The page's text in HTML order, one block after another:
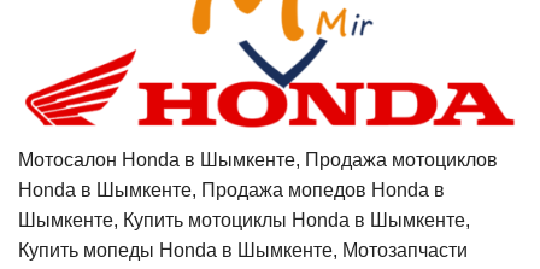
Мотосалон Honda в Шымкенте, Продажа мотоциклов
Honda в Шымкенте, Продажа мопедов Honda в
Шымкенте, Купить мотоциклы Honda в Шымкенте,
Купить мопеды Honda в Шымкенте, Мотозапчасти